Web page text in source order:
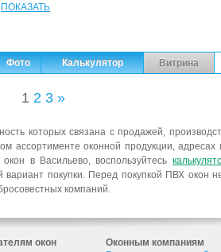
ПОКАЗАТЬ
Фото Калькулятор Витрина
1 2 3 »
которых связана с продажей,
ассортименте оконной продукции,
в Васильево, воспользуйтесь
покупки. Перед покупкой ПВХ окон
компаний.
окон Оконным компаниям